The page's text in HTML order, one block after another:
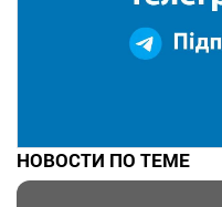
НОВОСТИ ПО ТЕМЕ